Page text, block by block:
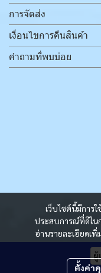
เว็บไซต์นี้มีการ
ประสบการณ์ที่ดีใน
อ่านรายละเอียดเพิ่
ตั้งค่า
การจัดส่ง
เงื่อนไขการคืนสินค้า
คำถามที่พบบ่อย
ผู้